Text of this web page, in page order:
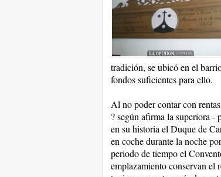
tradición, se ubicó en el
fondos suficientes para ello.
Al no poder contar con
? según afirma la superiora -
en su historia el Duque de
en coche durante la noche
periodo de tiempo el
emplazamiento conservan el